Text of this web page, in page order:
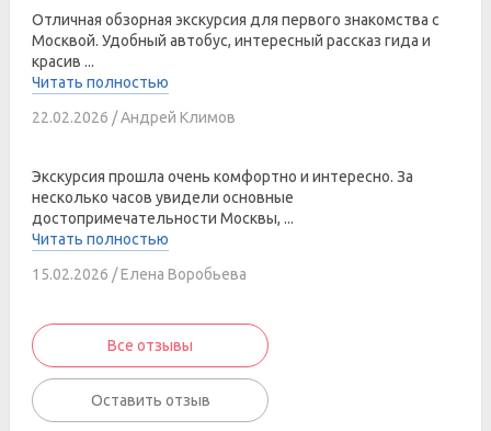
Отличная обзорная экскурсия для первого знакомства с
Москвой. Удобный автобус, интересный рассказ гида и
красив ...
Читать полностью
22.02.2026 / Андрей Климов
Экскурсия прошла очень комфортно и интересно. За
несколько часов увидели основные
достопримечательности Москвы, ...
Читать полностью
15.02.2026 / Елена Воробьева
Все отзывы
Оставить отзыв